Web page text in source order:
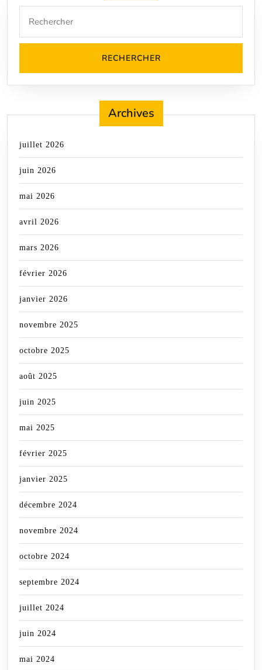
for:
Archives
juillet 2026
juin 2026
mai 2026
avril 2026
mars 2026
février 2026
janvier 2026
novembre 2025
octobre 2025
août 2025
juin 2025
mai 2025
février 2025
janvier 2025
décembre 2024
novembre 2024
octobre 2024
septembre 2024
juillet 2024
juin 2024
mai 2024